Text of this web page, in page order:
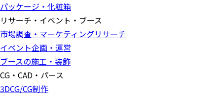
パッケージ・化粧箱
リサーチ・イベント・ブース
市場調査・マーケティングリサーチ
イベント企画・運営
ブースの施工・装飾
CG・CAD・パース
3DCG/CG制作